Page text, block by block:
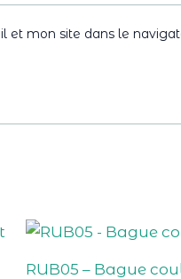
et mon site dans le
RUB05 – Bague